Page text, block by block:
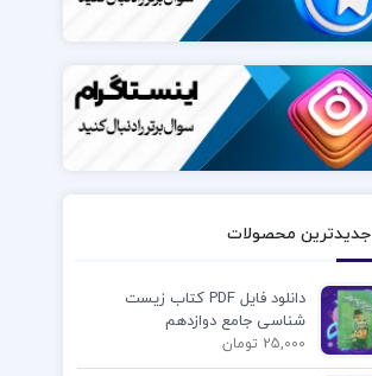
جدیدترین محصولات
دانلود فایل PDF کتاب زیست
شناسی جامع دوازدهم
25,000 تومان